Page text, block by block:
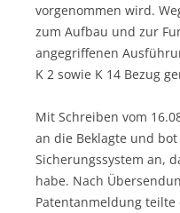
vorgenommen wird.
zum Aufbau und zur
angegriffenen
K 2 sowie K 14 Bezug
Mit Schreiben vom
an die Beklagte und
Sicherungssystem an,
habe. Nach
Patentanmeldung